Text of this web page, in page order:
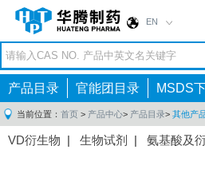
EN
产品目录 官能团目录 MSDS
当前位置： 首页 > 产品中心> 产品目录> 其他产
VD衍生物 | 生物试剂 | 氨基酸及